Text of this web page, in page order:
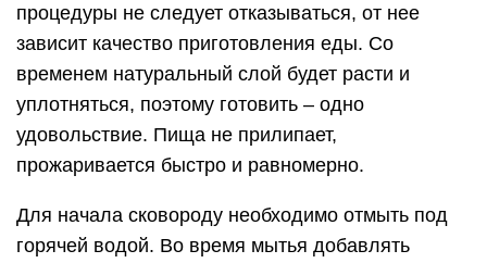
процедуры не следует отказываться, от нее
зависит качество приготовления еды. Со
временем натуральный слой будет расти и
уплотняться, поэтому готовить – одно
удовольствие. Пища не прилипает,
прожаривается быстро и равномерно.
Для начала сковороду необходимо отмыть под
горячей водой. Во время мытья добавлять